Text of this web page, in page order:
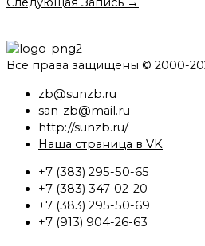
Все права защищены © 2000-
zb@sunzb.ru
san-zb@mail.ru
http://sunzb.ru/
Наша страница в VK
+7 (383) 295-50-65
+7 (383) 347-02-20
+7 (383) 295-50-69
+7 (913) 904-26-63